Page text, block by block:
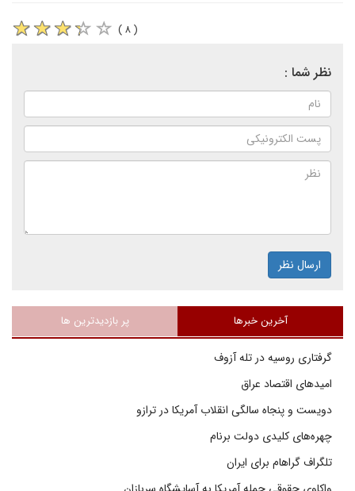
( ۸ )
نظر شما :
ارسال نظر
آخرین خبرها پر بازدیدترین ها
گرفتاری روسیه در تله آزوف
امیدهای اقتصاد عراق
دویست و پنجاه سالگی انقلاب آمریکا در ترازو
چهره‌های کلیدی دولت برنام
تلگراف گراهام برای ایران